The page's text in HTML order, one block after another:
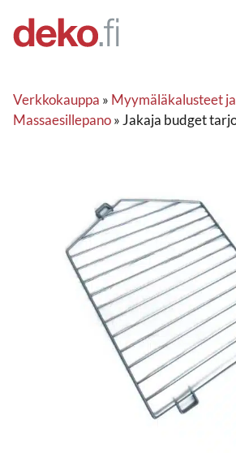
sisältöön
Verkkokauppa » Myymäläkalusteet
Massaesillepano» Jakaja budget